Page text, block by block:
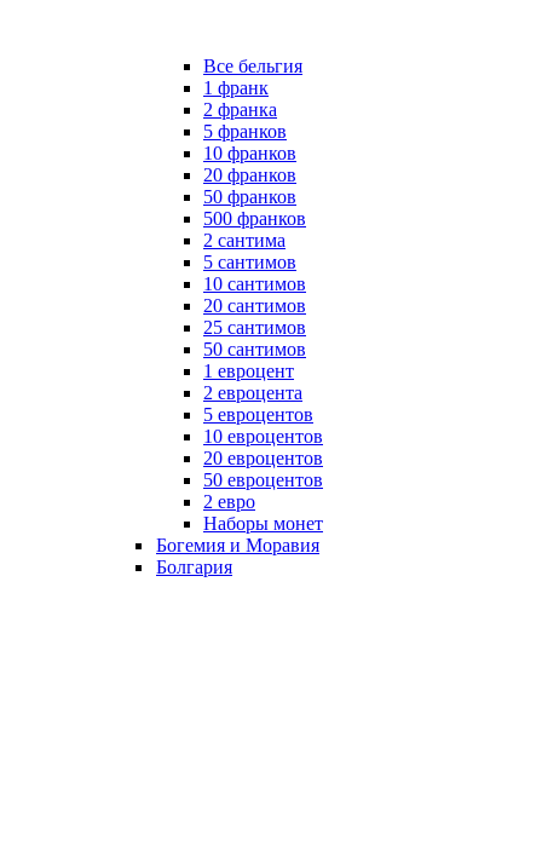
Все бельгия
1 франк
2 франка
5 франков
10 франков
20 франков
50 франков
500 франков
2 сантима
5 сантимов
10 сантимов
20 сантимов
25 сантимов
50 сантимов
1 евроцент
2 евроцента
5 евроцентов
10 евроцентов
20 евроцентов
50 евроцентов
2 евро
Наборы монет
Богемия и Моравия
Болгария